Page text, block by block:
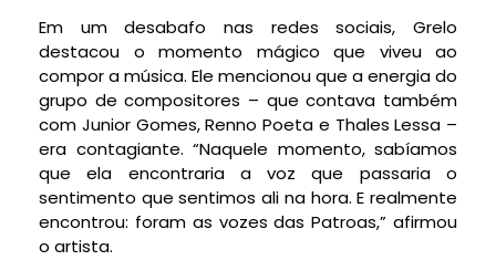
Em um desabafo nas redes sociais, Grelo
destacou o momento mágico que viveu ao
compor a música. Ele mencionou que a energia do
grupo de compositores – que contava também
com Junior Gomes, Renno Poeta e Thales Lessa –
era contagiante. “Naquele momento, sabíamos
que ela encontraria a voz que passaria o
sentimento que sentimos ali na hora. E realmente
encontrou: foram as vozes das Patroas,” afirmou
o artista.